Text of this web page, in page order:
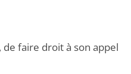
faire droit à son appel